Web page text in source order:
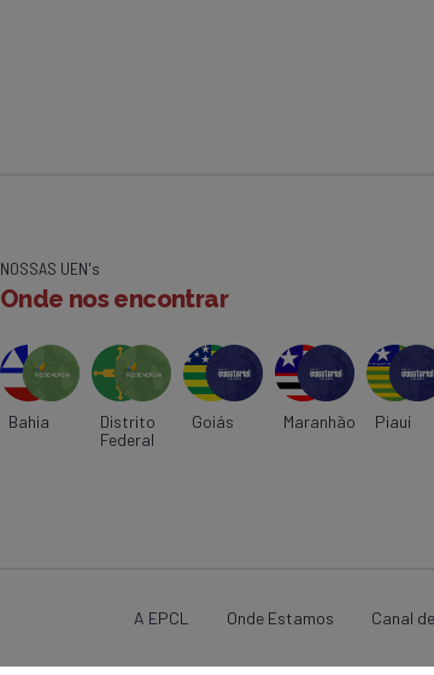
NOSSAS UEN's
Onde nos encontrar
Bahia
Distrito
Federal
Goiás Maranhão Piauí
A EPCL Onde Estamos Canal